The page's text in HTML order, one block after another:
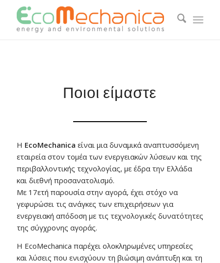
Ποιοι είμαστε
Η EcoMechanica είναι μια δυναμικά αναπτυσσόμενη
εταιρεία στον τομέα των ενεργειακών λύσεων και της
περιβαλλοντικής τεχνολογίας, με έδρα την Ελλάδα
και διεθνή προσανατολισμό.
Με 17ετή παρουσία στην αγορά, έχει στόχο να
γεφυρώσει τις ανάγκες των επιχειρήσεων για
ενεργειακή απόδοση με τις τεχνολογικές δυνατότητες
της σύγχρονης αγοράς.
Η EcoMechanica παρέχει ολοκληρωμένες υπηρεσίες
και λύσεις που ενισχύουν τη βιώσιμη ανάπτυξη και τη